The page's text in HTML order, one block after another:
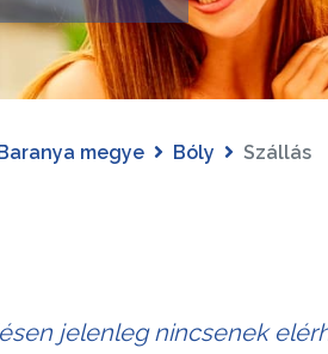
megye Bóly Szállás
jelenleg nincsenek